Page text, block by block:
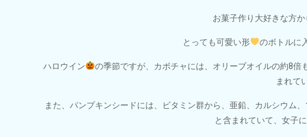
お菓子作り大好きな方
とっても可愛い形 のボトルに
ハロウイン
の季節ですが、カボチャには、オリーブオイルの約8
まれて
また、パンプキンシードには、ビタミン群から、亜鉛、カルシウム
と含まれていて、女子